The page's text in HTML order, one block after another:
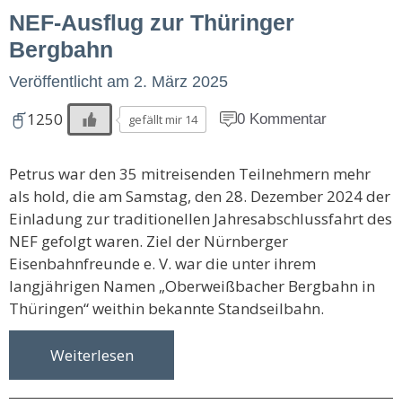
NEF-Ausflug zur Thüringer
Bergbahn
Veröffentlicht am 2. März 2025
1250 gefällt mir 14 0 Kommentar
Petrus war den 35 mitreisenden Teilnehmern mehr
als hold, die am Samstag, den 28. Dezember 2024 der
Einladung zur traditionellen Jahresabschlussfahrt des
NEF gefolgt waren. Ziel der Nürnberger
Eisenbahnfreunde e. V. war die unter ihrem
langjährigen Namen „Oberweißbacher Bergbahn in
Thüringen“ weithin bekannte Standseilbahn.
Weiterlesen